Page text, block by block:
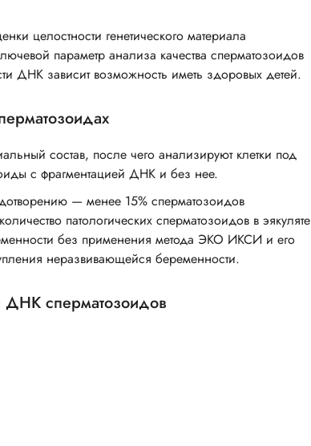
целостности генетического материала
параметр анализа качества сперматозоидов
ДНК зависит возможность иметь здоровых детей.
состав, после чего анализируют клетки под
с фрагментацией ДНК и без нее.
— менее 15% сперматозоидов
патологических сперматозоидов в эякуляте
без применения метода ЭКО ИКСИ и его
неразвивающейся беременности.
ДНК сперматозоидов